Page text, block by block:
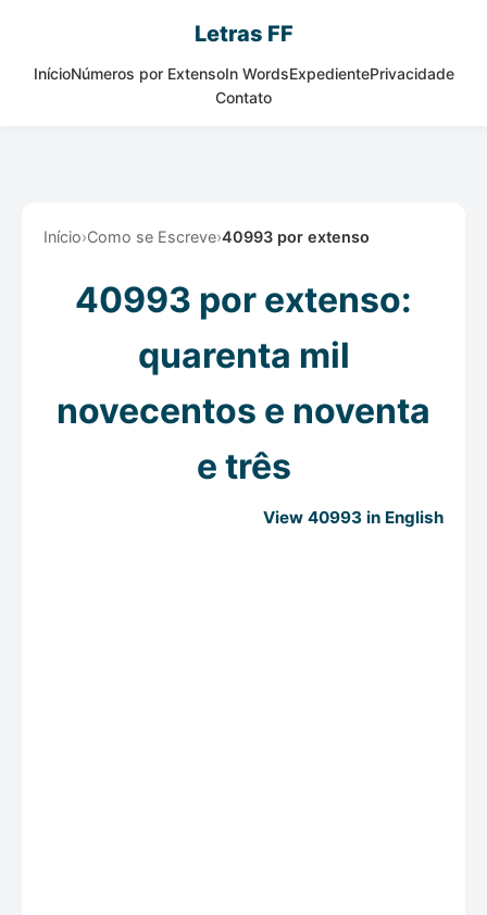
Letras FF
InícioNúmeros por ExtensoIn WordsExpedientePrivacidade
Contato
Início›Como se Escreve›40993 por extenso
40993 por extenso:
quarenta mil
novecentos e noventa
e três
View 40993 in English